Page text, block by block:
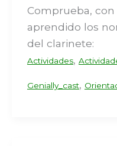
Comprueba,
aprendido los
del clarinete:
Actividades,
Genially_cast,